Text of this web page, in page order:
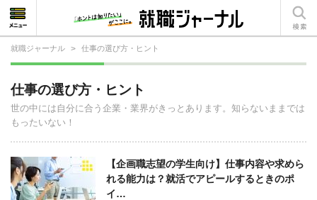
就職ジャーナル > 仕事の選び方・ヒント
仕事の選び方・ヒント
世の中には自分に合う企業・業界がきっとあります。知らないままでは
もったいない！
【企画職志望の学生向け】仕事内容や求めら
れる能力は？就活でアピールするときのポ
イ…
就活相談
就活ノウハウ
仕事の選び方・ヒント
仕事とは？
就活コラム